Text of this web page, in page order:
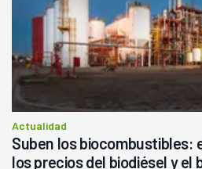
Actualidad
Suben los biocombustibles:
los precios del biodiésel y el